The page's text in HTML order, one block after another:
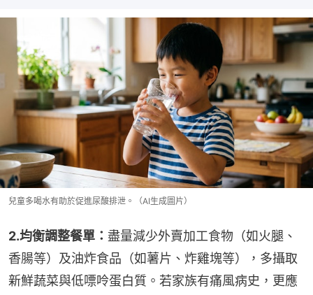
兒童多喝水有助於促進尿酸排泄。（AI生成圖片）
2.均衡調整餐單： 盡量減少外賣加工食物（如火腿、
香腸等）及油炸食品（如薯片、炸雞塊等），多攝取
新鮮蔬菜與低嘌呤蛋白質。若家族有痛風病史，更應